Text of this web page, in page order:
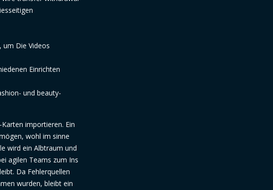
um Die Videos
Einrichten
und beauty-
importieren. Ein
wohl im sinne
wird ein Albtraum und
agilen Teams zum Ins
Da Fehlerquellen
wurden, bleibt ein